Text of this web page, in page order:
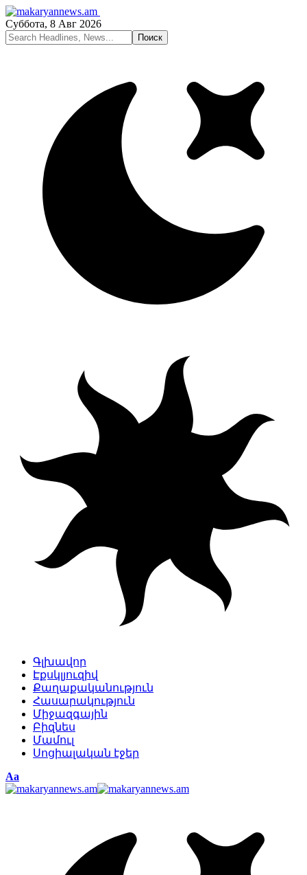
Суббота, 8 Авг 2026
Գլխավոր
Էքսկլյուզիվ
Քաղաքականություն
Հասարակություն
Միջազգային
Բիզնես
Մամուլ
Սոցիալական էջեր
Изменение
размера
Аа